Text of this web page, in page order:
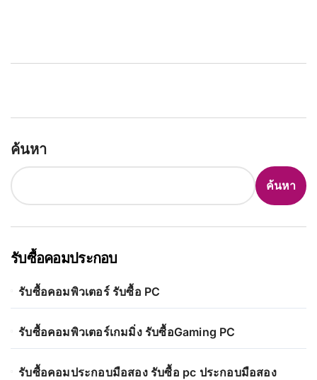
ค้นหา
ค้นหา
รับซื้อคอมประกอบ
รับซื้อคอมพิวเตอร์ รับซื้อ PC
รับซื้อคอมพิวเตอร์เกมมิ่ง รับซื้อGaming PC
รับซื้อคอมประกอบมือสอง รับซื้อ pc ประกอบมือสอง